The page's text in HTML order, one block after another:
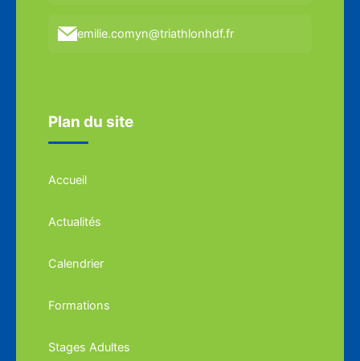
emilie.comyn@triathlonhdf.fr
Plan du site
Accueil
Actualités
Calendrier
Formations
Stages Adultes